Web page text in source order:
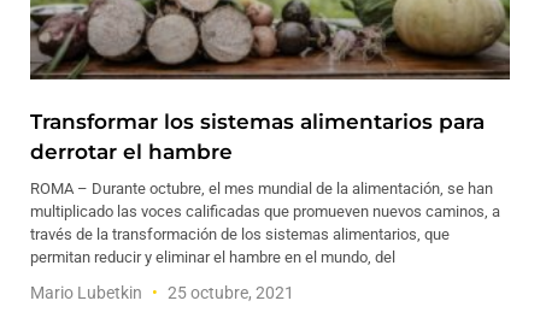
Transformar los sistemas alimentarios para
derrotar el hambre
ROMA – Durante octubre, el mes mundial de la alimentación, se han
multiplicado las voces calificadas que promueven nuevos caminos, a
través de la transformación de los sistemas alimentarios, que
permitan reducir y eliminar el hambre en el mundo, del
Mario Lubetkin 25 octubre, 2021